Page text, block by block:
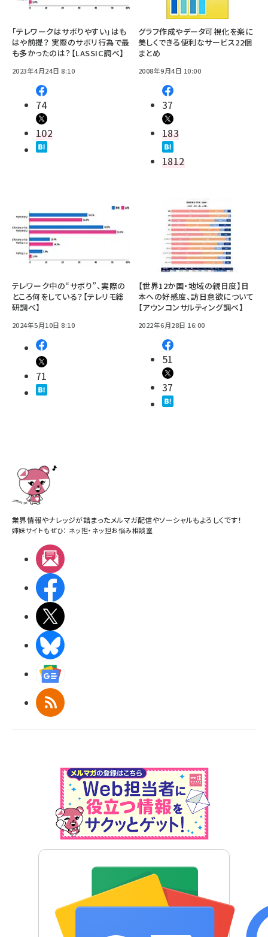
「テレワークはサボりやすい」はも
はや前提？ 実際のサボリ行為で最
も多かったのは？【LASSIC調べ】
2023年4月24日 8:10
74
102
グラフ作成やデータ可視化を楽に
美しくできる便利なサービス22個
まとめ
2008年9月4日 10:00
37
183
1812
テレワーク中の“サボり”、実際の
ところ何をしている？【テレリモ総
研調べ】
2024年5月10日 8:10
71
【世界12か国・地域の親日度】日
本への好感度、訪日意欲について
【アウンコンサルティング調べ】
2022年6月28日 16:00
51
37
業界情報やナレッジが詰まったメルマガ配信やソーシャルもよろしくです！
姉妹サイトもぜひ： ネッ担・ ネッ担お悩み相談室
RSS